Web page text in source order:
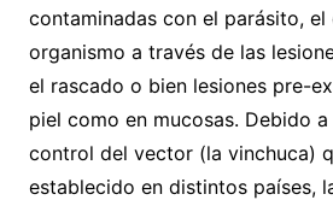
contaminadas con el parásito, el
organismo a través de las
el rascado o bien lesiones pre-
piel como en mucosas. Debido
control del vector (la vinchuca)
establecido en distintos países,